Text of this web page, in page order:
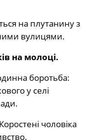
на плутанину з
вулицями.
на молоці.
боротьба:
у селі
чоловіка